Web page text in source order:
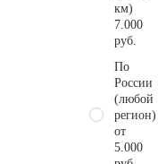
км)
7.000
руб.
По
России
(любой
регион)
от
5.000